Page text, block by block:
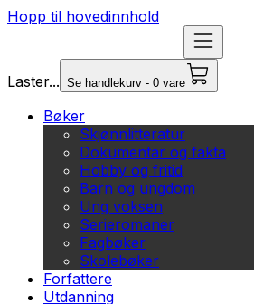
Hopp til hovedinnhold
Laster... Se handlekurv - 0 vare
Bøker
Skjønnlitteratur
Dokumentar og fakta
Hobby og fritid
Barn og ungdom
Ung voksen
Serieromaner
Fagbøker
Skolebøker
Forfattere
Utdanning